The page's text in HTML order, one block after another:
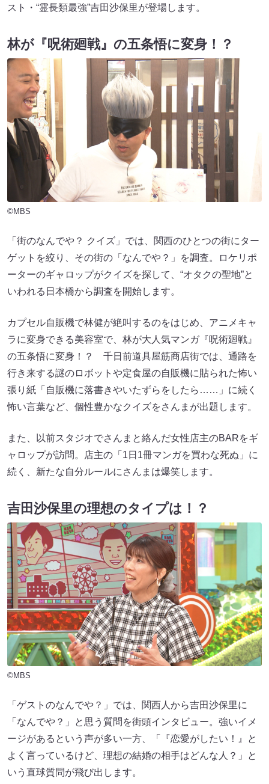
スト・“霊長類最強”吉田沙保里が登場します。
林が『呪術廻戦』の五条悟に変身！？
©MBS
「街のなんでや？ クイズ」では、関西のひとつの街にター
ゲットを絞り、その街の「なんでや？」を調査。ロケリポ
ーターのギャロップがクイズを探して、“オタクの聖地”と
いわれる日本橋から調査を開始します。
カプセル自販機で林健が絶叫するのをはじめ、アニメキャ
ラに変身できる美容室で、林が大人気マンガ『呪術廻戦』
の五条悟に変身！？ 千日前道具屋筋商店街では、通路を
行き来する謎のロボットや定食屋の自販機に貼られた怖い
張り紙「自販機に落書きやいたずらをしたら……」に続く
怖い言葉など、個性豊かなクイズをさんまが出題します。
また、以前スタジオでさんまと絡んだ女性店主のBARをギ
ャロップが訪問。店主の「1日1冊マンガを買わな死ぬ」に
続く、新たな自分ルールにさんまは爆笑します。
吉田沙保里の理想のタイプは！？
©MBS
「ゲストのなんでや？」では、関西人から吉田沙保里に
「なんでや？」と思う質問を街頭インタビュー。強いイメ
ージがあるという声が多い一方、「『恋愛がしたい！』と
よく言っているけど、理想の結婚の相手はどんな人？」と
いう直球質問が飛び出します。